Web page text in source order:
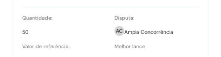
Quantidade:
50
Disputa:
Ampla Concorrência
Valor de referência: Melhor lance